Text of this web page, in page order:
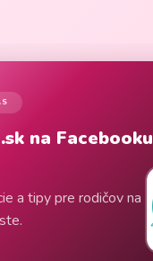
na Facebooku
a tipy pre rodičov na